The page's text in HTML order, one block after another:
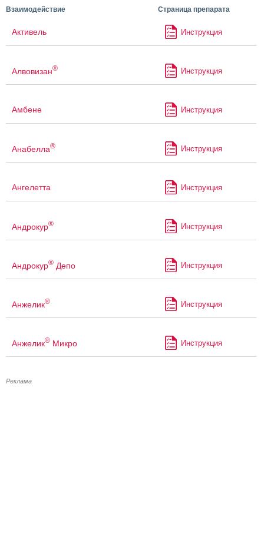
Взаимодействие Страница препарата
Активель Инструкция
Алвовизан® Инструкция
Амбене Инструкция
Анабелла® Инструкция
Ангелетта Инструкция
Андрокур® Инструкция
Андрокур® Депо Инструкция
Анжелик® Инструкция
Анжелик® Микро Инструкция
Реклама